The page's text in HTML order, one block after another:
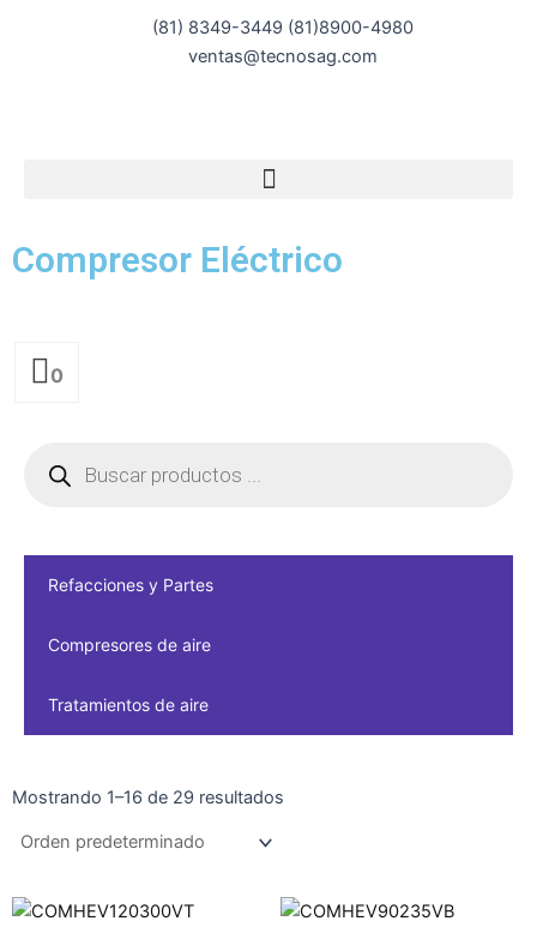
(81) 8349-3449 (81)8900-4980
ventas@tecnosag.com
Compresor Eléctrico
0
productos
Refacciones y Partes
Compresores de aire
Tratamientos de aire
Mostrando 1–16 de 29 resultados